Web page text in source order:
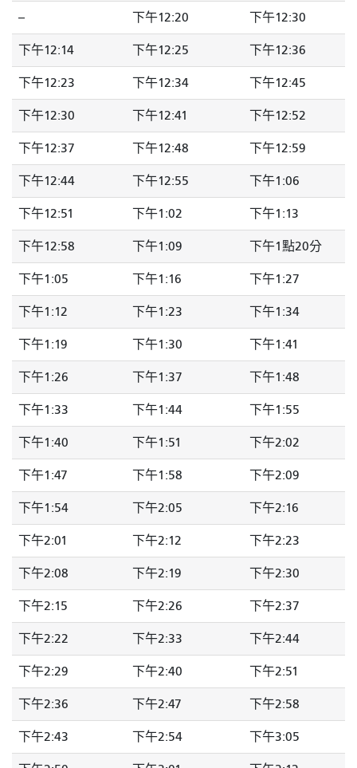
-- 下午12:20 下午12:30
下午12:14 下午12:25 下午12:36
下午12:23 下午12:34 下午12:45
下午12:30 下午12:41 下午12:52
下午12:37 下午12:48 下午12:59
下午12:44 下午12:55 下午1:06
下午12:51 下午1:02 下午1:13
下午12:58 下午1:09 下午1點20分
下午1:05 下午1:16 下午1:27
下午1:12 下午1:23 下午1:34
下午1:19 下午1:30 下午1:41
下午1:26 下午1:37 下午1:48
下午1:33 下午1:44 下午1:55
下午1:40 下午1:51 下午2:02
下午1:47 下午1:58 下午2:09
下午1:54 下午2:05 下午2:16
下午2:01 下午2:12 下午2:23
下午2:08 下午2:19 下午2:30
下午2:15 下午2:26 下午2:37
下午2:22 下午2:33 下午2:44
下午2:29 下午2:40 下午2:51
下午2:36 下午2:47 下午2:58
下午2:43 下午2:54 下午3:05